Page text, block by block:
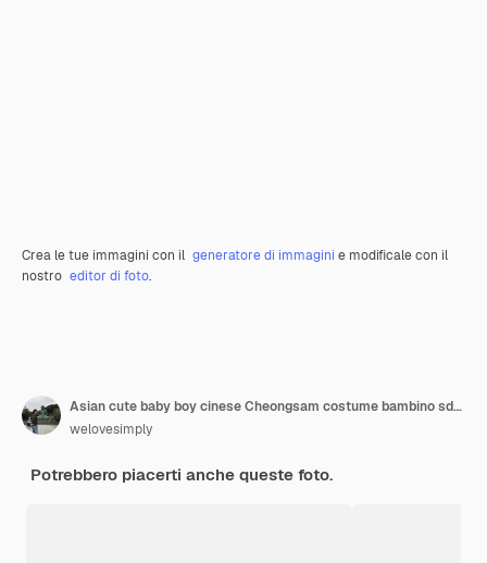
Crea le tue immagini con il generatore di immagini e modificale con il
nostro editor di foto.
Asian cute baby boy cinese Cheongsam costume bambino sdraiarsi sul letto a casa sorridendo ridendo buon umore, infantile curiosità cinese kid kid cercando qualcosa, felice anno nuovo cinese concetto
welovesimply
Potrebbero piacerti anche queste foto.